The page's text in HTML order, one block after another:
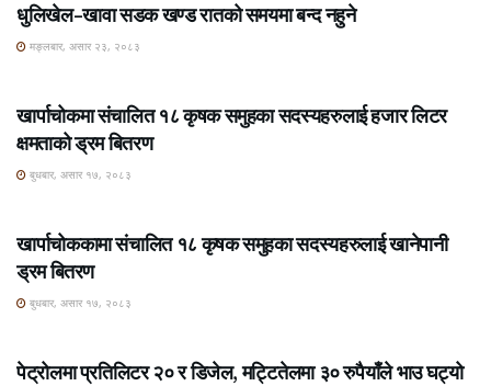
धुलिखेल–खावा सडक खण्ड रातको समयमा बन्द नहुने
मङ्लबार, असार २३, २०८३
खार्पाचोकमा संचालित १८ कृषक समुहका सदस्यहरुलाई हजार लिटर
क्षमताको ड्रम बितरण
बुधबार, असार १७, २०८३
खार्पाचोककामा संचालित १८ कृषक समुहका सदस्यहरुलाई खानेपानी
ड्रम बितरण
बुधबार, असार १७, २०८३
पेट्रोलमा प्रतिलिटर २० र डिजेल, मट्टितेलमा ३० रुपैयाँले भाउ घट्यो